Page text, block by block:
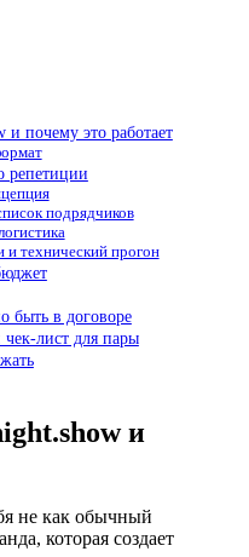
и почему это работает
репетиции
подрядчиков
и технический прогон
быть в договоре
чек-лист для пары
и
не как обычный
которая создает